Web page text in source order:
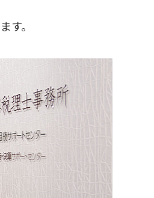
す。